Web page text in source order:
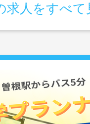
求人をすべて